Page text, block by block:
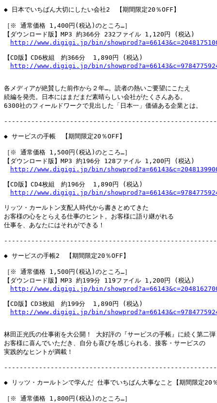
◆ 日本でいちばん大切にしたい会社2　【期間限定20％OFF】
［※ 通常価格 1,400円(税込)のところ…］
【ダウンロード版】MP3 約366分 232ファイル 1,120円 (税込)
http://www.digigi.jp/bin/
【CD版】CD6枚組　約366分  1,890円 (税込)
http://www.digigi.jp/bin/
各メディアが絶賛した前作から２年…。読者の熱いご要望にこたえ
続編を発売。日本にはまだまだ素晴らしい会社がたくさんある。
6300社のフィールドワークで見出した「日本一」価値ある企業とは。
◆ サービスの手帳　【期間限定20％OFF】
［※ 通常価格 1,500円(税込)のところ…］
【ダウンロード版】MP3 約196分 128ファイル 1,200円 (税込)
http://www.digigi.jp/bin/
【CD版】CD4枚組　約196分  1,890円 (税込)
http://www.digigi.jp/bin/
リッツ・カールトン支配人時代から書きとめてきた
お客様の心をとらえる仕事のヒント。お客様に語り継がれる
仕事を、あなたにはそれができる！
◆ サービスの手帳2　【期間限定20％OFF】
［※ 通常価格 1,500円(税込)のところ…］
【ダウンロード版】MP3 約199分 119ファイル 1,200円 (税込)
http://www.digigi.jp/bin/
【CD版】CD3枚組　約199分  1,890円 (税込)
http://www.digigi.jp/bin/
林田正光氏の仕事術を大公開！ 大好評の『サービスの手帳』に続く第二弾
お客様に喜んでいただき、自分も喜びを感じられる、接客・サービスの
実践的なヒントが満載！
◆ リッツ・カールトンで学んだ 仕事でいちばん大事なこと【期間限定20
［※ 通常価格 1,800円(税込)のところ…］